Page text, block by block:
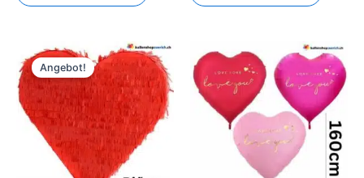
Angebot!
Ursprünglicher
Preis
war:
CHF 29.90
Aktueller
Preis
ist:
CHF 25.90.
Dieses
Produkt
weist
auf.
Die